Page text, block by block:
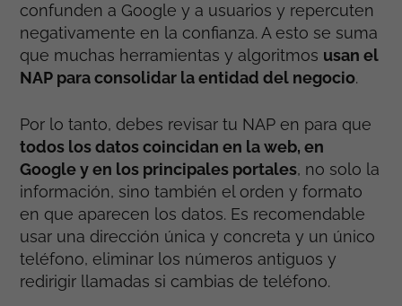
confunden a Google y a usuarios y repercuten
negativamente en la confianza. A esto se suma
que muchas herramientas y algoritmos usan el
NAP para consolidar la entidad del negocio.
Por lo tanto, debes revisar tu NAP en para que
todos los datos coincidan en la web, en
Google y en los principales portales, no solo la
información, sino también el orden y formato
en que aparecen los datos. Es recomendable
usar una dirección única y concreta y un único
teléfono, eliminar los números antiguos y
redirigir llamadas si cambias de teléfono.